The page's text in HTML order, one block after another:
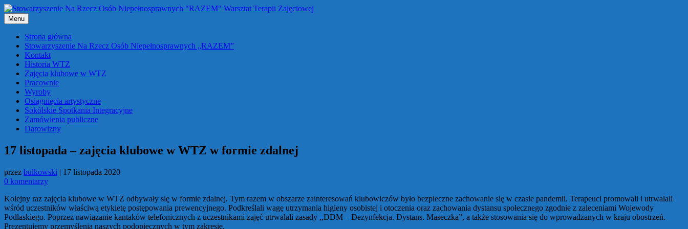
Przejdź
do
treści
Menu
Strona główna
Stowarzyszenie Na Rzecz Osób Niepełnosprawnych „RAZEM”
Kontakt
Historia WTZ
Zajęcia klubowe w WTZ
Pracownie
Wyroby
Osiągnięcia artystyczne
Sokólskie Spotkania Integracyjne
Zamówienia publiczne
Darowizny
17 listopada – zajęcia klubowe w WTZ w formie zdalnej
przez bulkowski | 17 listopada 2020
0 komentarzy
Kolejny raz zajęcia klubowe w WTZ odbywały się w formie zdalnej. Tym razem w obszarze zainteresowań klubowiczów było bezpieczne zachowanie się w czasie pandemii. Terapeuci promowali i utrwalali
wśród uczestników właściwą etykietę postępowania prewencyjnego. Podkreślali wagę utrzymania higieny osobistej i otoczenia oraz zachowania dystansu społecznego zgodnie z zaleceniami Wojewody
Podlaskiego. Poprzez nawiązanie kantaków telefonicznych z uczestnikami zajęć utrwalali zasady ,,DDM – Dezynfekcja. Dystans. Maseczka”, a także stosowania się do wprowadzanych w kraju obostrzeń.
Prezentujemy przemyślenia naszych podopiecznych w tym zakresie.